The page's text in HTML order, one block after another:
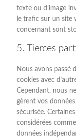
texte ou d’image
le trafic sur un site
concernant sont
5. Tierces
Nous avons passé
cookies avec
Cependant, nous
gèrent vos
sécurisée.
considérées
données